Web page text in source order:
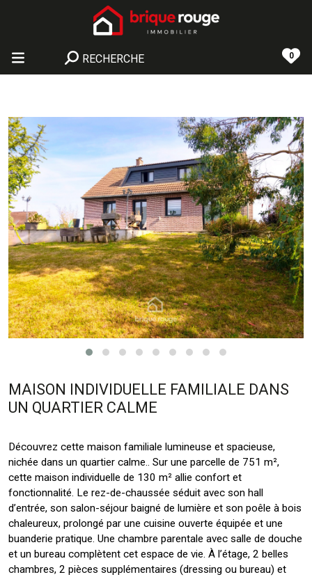
RECHERCHE 0
MAISON INDIVIDUELLE FAMILIALE DANS
UN QUARTIER CALME
Découvrez cette maison familiale lumineuse et spacieuse,
nichée dans un quartier calme.. Sur une parcelle de 751 m²,
cette maison individuelle de 130 m² allie confort et
fonctionnalité. Le rez-de-chaussée séduit avec son hall
d’entrée, son salon-séjour baigné de lumière et son poêle à bois
chaleureux, prolongé par une cuisine ouverte équipée et une
buanderie pratique. Une chambre parentale avec salle de douche
et un bureau complètent cet espace de vie. À l’étage, 2 belles
chambres, 2 pièces supplémentaires (dressing ou bureau) et